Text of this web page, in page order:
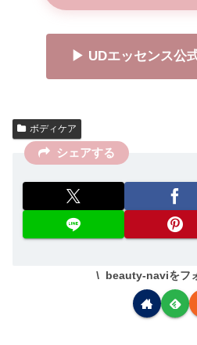
▶ UDエッセンス公
ボディケア
シェアする
beauty-naviをフ